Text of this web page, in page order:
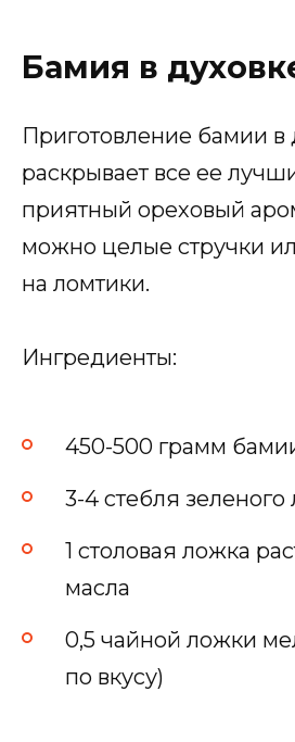
Бамия в
Приготовление бамии в
раскрывает все ее
приятный ореховый
можно целые стручки
на ломтики.
Ингредиенты:
450-500 грамм
3-4 стебля зеленого
1 столовая ложка
масла
0,5 чайной ложки
по вкусу)